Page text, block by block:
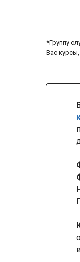
*Группу
Вас